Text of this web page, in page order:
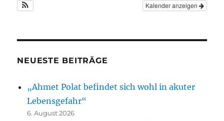
Kalender anzeigen
NEUESTE BEITRÄGE
„Ahmet Polat befindet sich wohl in akuter
Lebensgefahr“
6. August 2026